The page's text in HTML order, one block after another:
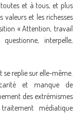
et à tous, et plus
valeurs et les richesses
« Attention, travail
interpelle,
se replie sur elle-même.
et manque de
des extrémismes
médiatique